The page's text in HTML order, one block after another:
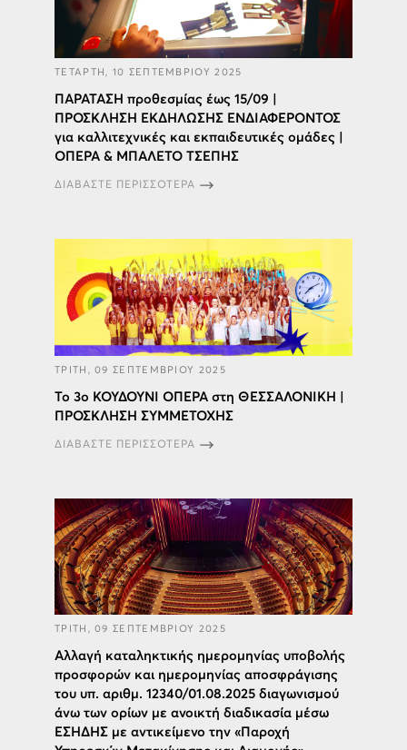
ΤΕΤΑΡΤΗ, 10 ΣΕΠΤΕΜΒΡΙΟΥ 2025
ΠΑΡΑΤΑΣΗ προθεσμίας έως 15/09 |
ΠΡΟΣΚΛΗΣΗ ΕΚΔΗΛΩΣΗΣ ΕΝΔΙΑΦΕΡΟΝΤΟΣ
για καλλιτεχνικές και εκπαιδευτικές ομάδες |
ΟΠΕΡΑ & ΜΠΑΛΕΤΟ ΤΣΕΠΗΣ
ΔΙΑΒΑΣΤΕ ΠΕΡΙΣΣΟΤΕΡΑ
ΤΡΙΤΗ, 09 ΣΕΠΤΕΜΒΡΙΟΥ 2025
Το 3ο ΚΟΥΔΟΥΝΙ ΟΠΕΡΑ στη ΘΕΣΣΑΛΟΝΙΚΗ |
ΠΡΟΣΚΛΗΣΗ ΣΥΜΜΕΤΟΧΗΣ
ΔΙΑΒΑΣΤΕ ΠΕΡΙΣΣΟΤΕΡΑ
ΤΡΙΤΗ, 09 ΣΕΠΤΕΜΒΡΙΟΥ 2025
Αλλαγή καταληκτικής ημερομηνίας υποβολής
προσφορών και ημερομηνίας αποσφράγισης
του υπ. αριθμ. 12340/01.08.2025 διαγωνισμού
άνω των ορίων με ανοικτή διαδικασία μέσω
ΕΣΗΔΗΣ με αντικείμενο την «Παροχή